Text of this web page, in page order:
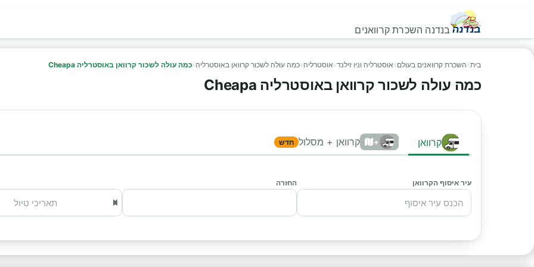
בנדנה השכרת קרוואנים
בית› השכרת קרוואנים בעולם › אוסטרליה וניו זילנד› אוסטרליה ›כמה עולה לשכור קרוואן באוסטרליה ›כמה עולה לשכור קרוואן באוסטרליה Cheapa
כמה עולה לשכור קרוואן באוסטרליה Cheapa
קרוואן + קרוואן + מסלול חדש
עיר איסוף הקרוואן החזרה